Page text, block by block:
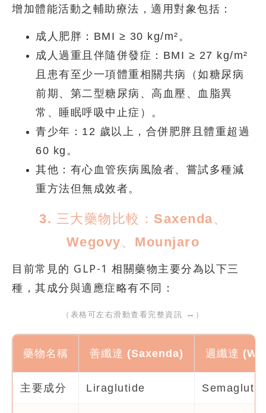
增加體能活動之輔助療法，適用對象包括：
成人肥胖： BMI ≥ 30 kg/m²。
成人過重且伴隨併發症： BMI ≥ 27 kg/m²
且患有至少一項體重相關共病（如糖尿病
前期、第二型糖尿病、高血壓、血脂異
常、睡眠呼吸中止症）。
青少年： 12 歲以上，合併肥胖且體重超過
60 kg。
其他： 有心血管疾病風險者、嘗試多種減
重方法但無成效者。
3. 三大藥物比較：Saxenda、
Wegovy、Mounjaro
目前常見的 GLP-1 相關藥物主要分為以下三
種，其成分與適應症略有不同：
（表格可左右滑動查看完整資訊 ↔ ）
藥物名稱 善纖達 (Saxenda) 週纖達
主要成分 Liraglutide